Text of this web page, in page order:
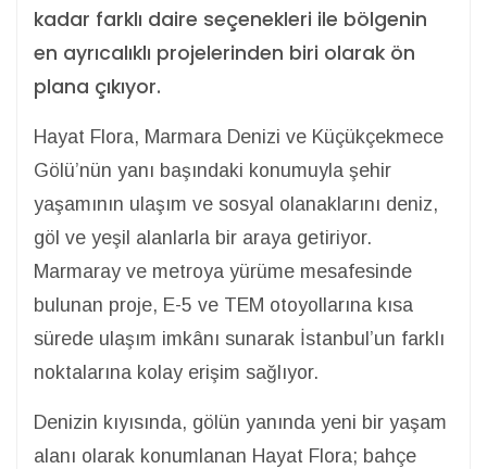
kadar farklı daire seçenekleri ile bölgenin
en ayrıcalıklı projelerinden biri olarak ön
plana çıkıyor.
Hayat Flora, Marmara Denizi ve Küçükçekmece
Gölü’nün yanı başındaki konumuyla şehir
yaşamının ulaşım ve sosyal olanaklarını deniz,
göl ve yeşil alanlarla bir araya getiriyor.
Marmaray ve metroya yürüme mesafesinde
bulunan proje, E-5 ve TEM otoyollarına kısa
sürede ulaşım imkânı sunarak İstanbul’un farklı
noktalarına kolay erişim sağlıyor.
Denizin kıyısında, gölün yanında yeni bir yaşam
alanı olarak konumlanan Hayat Flora; bahçe